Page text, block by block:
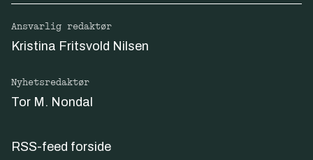
Ansvarlig redaktør
Kristina Fritsvold Nilsen
Nyhetsredaktør
Tor M. Nondal
RSS-feed forside